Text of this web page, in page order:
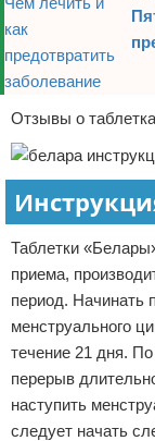
Отзывы о
Таблетки
приема,
период. Начинать
менструального
течение 21 дня.
перерыв
наступить
следует начать